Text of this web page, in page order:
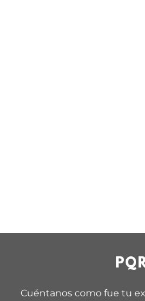
Cuéntanos como fue tu